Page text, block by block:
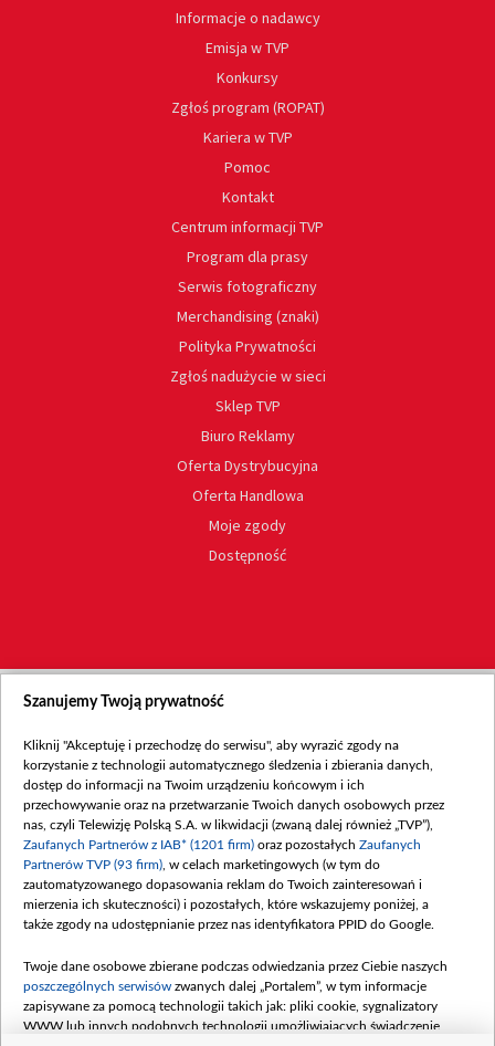
Informacje o nadawcy
Emisja w TVP
Konkursy
Zgłoś program (ROPAT)
Kariera w TVP
Pomoc
Kontakt
Centrum informacji TVP
Program dla prasy
Serwis fotograficzny
Merchandising (znaki)
Polityka Prywatności
Zgłoś nadużycie w sieci
Sklep TVP
Biuro Reklamy
Oferta Dystrybucyjna
Oferta Handlowa
Moje zgody
Dostępność
Szanujemy Twoją prywatność
Kliknij "Akceptuję i przechodzę do serwisu", aby wyrazić zgody na
korzystanie z technologii automatycznego śledzenia i zbierania danych,
dostęp do informacji na Twoim urządzeniu końcowym i ich
przechowywanie oraz na przetwarzanie Twoich danych osobowych przez
nas, czyli Telewizję Polską S.A. w likwidacji (zwaną dalej również „TVP”),
Zaufanych Partnerów z IAB* (1201 firm) oraz pozostałych Zaufanych
Partnerów TVP (93 firm) , w celach marketingowych (w tym do
zautomatyzowanego dopasowania reklam do Twoich zainteresowań i
mierzenia ich skuteczności) i pozostałych, które wskazujemy poniżej, a
także zgody na udostępnianie przez nas identyfikatora PPID do Google.
Twoje dane osobowe zbierane podczas odwiedzania przez Ciebie naszych
poszczególnych serwisów zwanych dalej „Portalem”, w tym informacje
zapisywane za pomocą technologii takich jak: pliki cookie, sygnalizatory
WWW lub innych podobnych technologii umożliwiających świadczenie